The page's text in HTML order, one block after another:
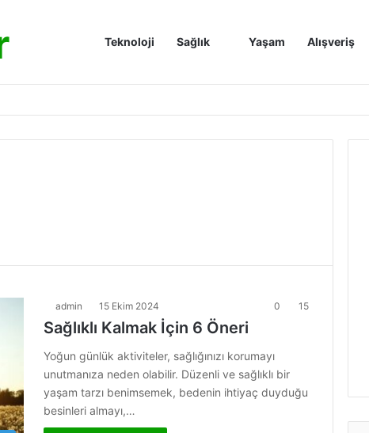
Anasayfa
Teknoloji Sağlık Yaşam Alışveriş
admin 15 Ekim 2024 0 15
Sağlıklı Kalmak İçin 6 Öneri
Yoğun günlük aktiviteler, sağlığınızı korumayı
unutmanıza neden olabilir. Düzenli ve sağlıklı bir
yaşam tarzı benimsemek, bedenin ihtiyaç duyduğu
besinleri almayı,…